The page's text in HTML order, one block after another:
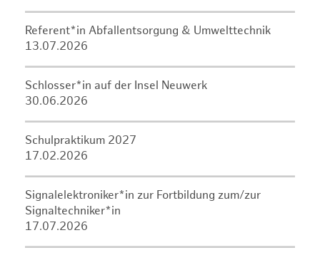
Referent*in Abfallentsorgung & Umwelttechnik
13.07.2026
Schlosser*in auf der Insel Neuwerk
30.06.2026
Schulpraktikum 2027
17.02.2026
Signalelektroniker*in zur Fortbildung zum/zur
Signaltechniker*in
17.07.2026